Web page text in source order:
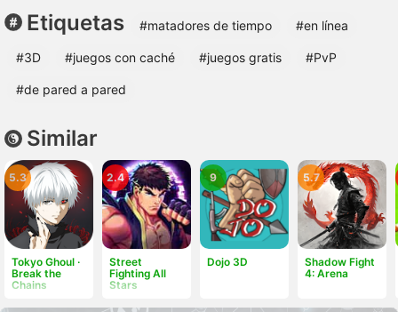
Etiquetas #matadores de tiempo #en línea
#3D #juegos con caché #juegos gratis #PvP
#de pared a pared
Similar
Tokyo Ghoul ·
Break the
Chains
5.3
Street
Fighting All
Stars
2.4
Dojo 3D
9
Shadow Fight
4: Arena
5.7